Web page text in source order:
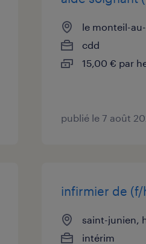
le monteil-
cdd
15,00 € par
publié le 7 août
infirmier de (f/
saint-junien,
intérim